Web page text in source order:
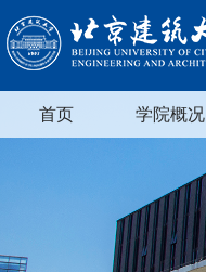
首页 学院概况